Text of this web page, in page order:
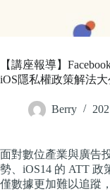
【講座報導】
iOS隱私權政策解法大
Berry
面對數位產業與廣告
勢、iOS14 的 ATT 政
僅數據更加難以追蹤